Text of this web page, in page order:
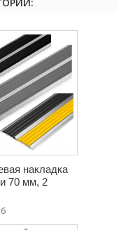
накладка
70 мм, 2